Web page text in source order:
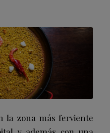
la zona más ferviente